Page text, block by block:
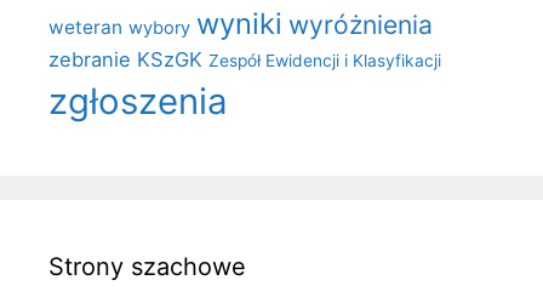
weteran wybory wyniki wyróżnienia
zebranie KSzGK Zespół Ewidencji i Klasyfikacji
zgłoszenia
Strony szachowe